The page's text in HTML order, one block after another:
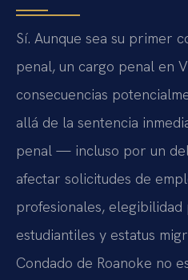
Sí. Aunque sea su primer
penal, un cargo penal en
consecuencias
allá de la sentencia
penal — incluso por un
afectar solicitudes de
profesionales, elegibilidad
estudiantiles y estatus
Condado de Roanoke no